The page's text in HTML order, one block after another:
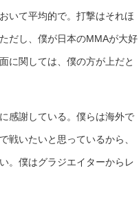
いて平均的で。打撃はそれほ
だし、僕が日本のMMAが大好
に関しては、僕の方が上だと
感謝している。僕らは海外で
戦いたいと思っているから、
。僕はグラジエイターからレ